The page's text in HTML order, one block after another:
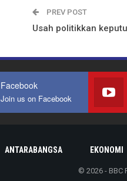
PREV POST
Usah politikkan
Facebook
Join us on Facebook
ANTARABANGSA EKONOMI
© 2026 - BBC